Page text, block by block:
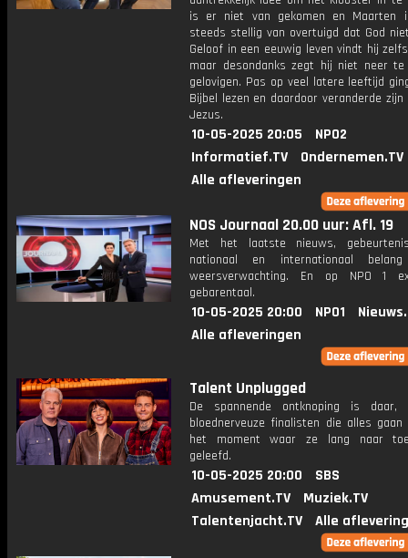
is er niet van gekomen en Maarten
steeds stellig van overtuigd dat God
Geloof in een eeuwig leven vindt hij
maar desondanks zegt hij niet neer te
gelovigen. Pas op veel latere leeftijd
Bijbel lezen en daardoor veranderde zijn
Jezus.
10-05-2025 20:05
NPO2
Informatief.TV
Ondernemen.TV
Alle afleveringen
NOS Journaal 20.00 uur: Afl. 19
Met het laatste nieuws,
nationaal en internationaal
weersverwachting. En op NPO 1
gebarentaal.
10-05-2025 20:00 NPO1
Alle afleveringen
Talent Unplugged
De spannende ontknoping is
bloednerveuze finalisten die alles gaan
het moment waar ze lang naar
geleefd.
10-05-2025 20:00
SBS
Amusement.TV
Muziek.TV
Talentenjacht.TV
Alle